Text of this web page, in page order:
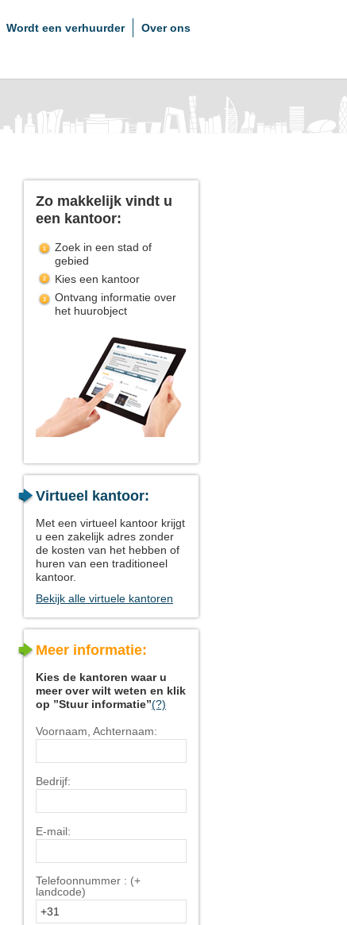
Wordt een verhuurder Over ons
Zo makkelijk vindt u
een kantoor:
Zoek in een stad of
gebied
Kies een kantoor
Ontvang informatie over
het huurobject
Virtueel kantoor:
Met een virtueel kantoor krijgt
u een zakelijk adres zonder
de kosten van het hebben of
huren van een traditioneel
kantoor.
Bekijk alle virtuele kantoren
Meer informatie:
Kies de kantoren waar u
meer over wilt weten en klik
op ”Stuur informatie”(?)
Voornaam, Achternaam:
Bedrijf:
E-mail:
Telefoonnummer : (+
landcode)